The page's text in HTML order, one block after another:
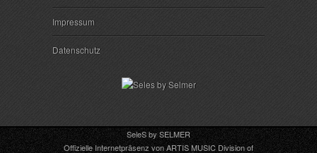
Impressum
Datenschutz
SeleS by SELMER
Offizielle Internetpräsenz von ARTIS MUSIC Division of